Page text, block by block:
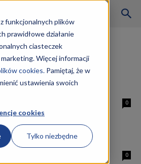
funkcjonalnych plików
prawidłowe działanie
ciasteczek
Więcej informacji
cookies.Pamiętaj, że w
ustawienia swoich
cookies
Tylko niezbędne
renowacji elementów
kwalifikacje
0
technologii chemicznej
0